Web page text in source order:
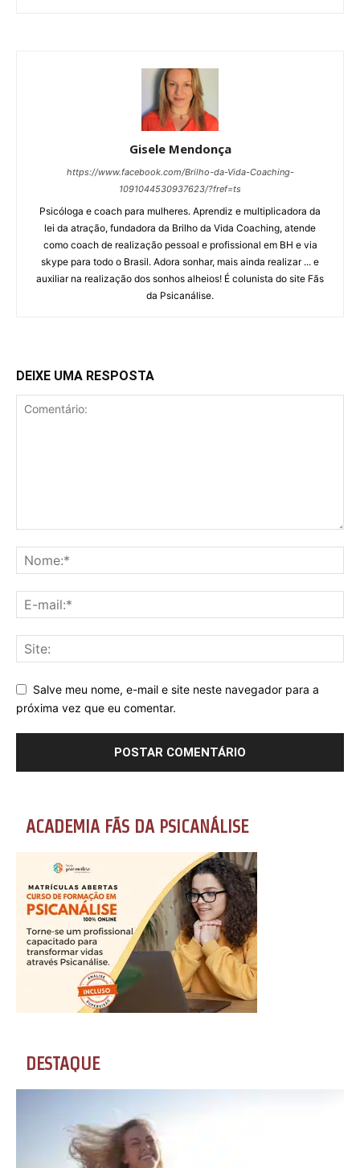
Gisele Mendonça
https://www.facebook.com/Brilho-da-Vida-Coaching-
1091044530937623/?fref=ts
Psicóloga e coach para mulheres. Aprendiz e multiplicadora da
lei da atração, fundadora da Brilho da Vida Coaching, atende
como coach de realização pessoal e profissional em BH e via
skype para todo o Brasil. Adora sonhar, mais ainda realizar ... e
auxiliar na realização dos sonhos alheios! É colunista do site Fãs
da Psicanálise.
DEIXE UMA RESPOSTA
Salve meu nome, e-mail e site neste navegador para a
próxima vez que eu comentar.
ACADEMIA FÃS DA PSICANÁLISE
DESTAQUE